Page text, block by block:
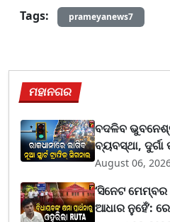
Tags:
prameyanews7
ମହାନଗର
ବଦଳିବ
ବ୍ୟବସ୍ଥା, ଦୁର୍ଗା
August 06,
‘ସିନେଟ
ଆଧାର ନୁହେଁ’: